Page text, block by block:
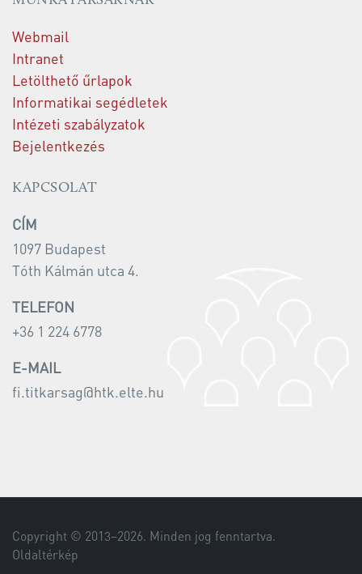
Webmail
Intranet
Letölthető űrlapok
Informatikai segédletek
Intézeti szabályzatok
Bejelentkezés
KAPCSOLAT
CÍM
1097 Budapest
Tóth Kálmán utca 4.
TELEFON
+36 1 224 6778
E-MAIL
fi.titkarsag@htk.elte.hu
Copyright © 2013–2026. Minden jog fenntartva.
Oldaltérkép